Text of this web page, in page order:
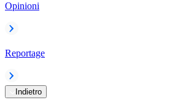
Opinioni
Reportage
Indietro